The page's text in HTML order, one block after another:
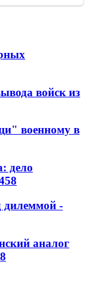
войск из
военному в
дело
дилеммой -
аналог